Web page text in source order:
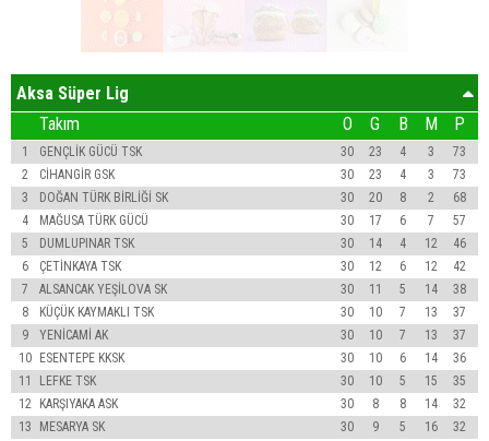
Aksa Süper Lig
Takım
O G B M P
1 GENÇLİK GÜCÜ TSK 30 23 4 3
73
2
CİHANGİR GSK 30 23 4 3
73
3
DOĞAN TÜRK BİRLİĞİ SK 30 20 8 2
68
4
MAĞUSA TÜRK GÜCÜ 30 17 6 7
57
5
DUMLUPINAR TSK 30 14 4 12
46
6
ÇETİNKAYA TSK 30 12 6 12
42
7
ALSANCAK YEŞİLOVA SK 30 11 5 14
38
8
KÜÇÜK KAYMAKLI TSK 30 10 7 13
37
9
YENİCAMİ AK 30 10 7 13
37
10
ESENTEPE KKSK 30 10 6 14
36
11
LEFKE TSK 30 10 5 15
35
12
KARŞIYAKA ASK 30 8 8 14
32
13
MESARYA SK 30 9 5 16
32